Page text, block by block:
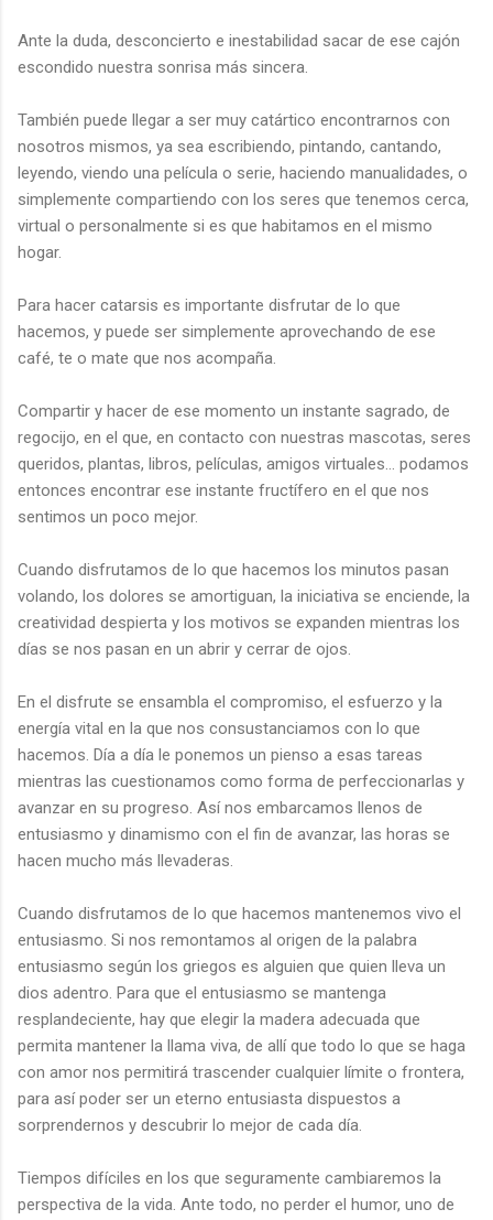
Ante la duda, desconcierto e inestabilidad sacar de ese cajón
escondido nuestra sonrisa más sincera.
También puede llegar a ser muy catártico encontrarnos con
nosotros mismos, ya sea escribiendo, pintando, cantando,
leyendo, viendo una película o serie, haciendo manualidades, o
simplemente compartiendo con los seres que tenemos cerca,
virtual o personalmente si es que habitamos en el mismo
hogar.
Para hacer catarsis es importante disfrutar de lo que
hacemos, y puede ser simplemente aprovechando de ese
café, te o mate que nos acompaña.
Compartir y hacer de ese momento un instante sagrado, de
regocijo, en el que, en contacto con nuestras mascotas, seres
queridos, plantas, libros, películas, amigos virtuales… podamos
entonces encontrar ese instante fructífero en el que nos
sentimos un poco mejor.
Cuando disfrutamos de lo que hacemos los minutos pasan
volando, los dolores se amortiguan, la iniciativa se enciende, la
creatividad despierta y los motivos se expanden mientras los
días se nos pasan en un abrir y cerrar de ojos.
En el disfrute se ensambla el compromiso, el esfuerzo y la
energía vital en la que nos consustanciamos con lo que
hacemos. Día a día le ponemos un pienso a esas tareas
mientras las cuestionamos como forma de perfeccionarlas y
avanzar en su progreso. Así nos embarcamos llenos de
entusiasmo y dinamismo con el fin de avanzar, las horas se
hacen mucho más llevaderas.
Cuando disfrutamos de lo que hacemos mantenemos vivo el
entusiasmo. Si nos remontamos al origen de la palabra
entusiasmo según los griegos es alguien que quien lleva un
dios adentro. Para que el entusiasmo se mantenga
resplandeciente, hay que elegir la madera adecuada que
permita mantener la llama viva, de allí que todo lo que se haga
con amor nos permitirá trascender cualquier límite o frontera,
para así poder ser un eterno entusiasta dispuestos a
sorprendernos y descubrir lo mejor de cada día.
Tiempos difíciles en los que seguramente cambiaremos la
perspectiva de la vida. Ante todo, no perder el humor, uno de